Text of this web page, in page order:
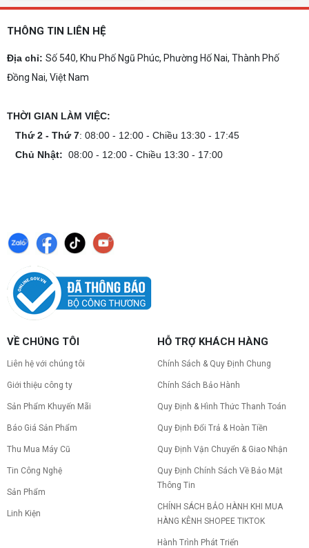
phù hợp, đảm bảo hệ thống vận hành ổn định và
tối ưu chi phí. Xem ngay hướng dẫn tại đây
khi build: socket CPU mainboard, chuẩn RAM,
copy nhanh.
PC gaming nóng quạt kêu to: Nguyên
Tình trạng PC gaming nóng quạt kêu to khiến
máy giật lag, giảm tuổi thọ? Tìm hiểu ngay
nguyên nhân và cách khắc phục hiệu quả để máy
ra mắt: Nhanh, Mạnh, Giá tốt
CPU AMD Ryzen 7 7700X3D chính thức ra mắt
với công nghệ 3D V-Cache đỉnh cao, mang lại
hiệu năng chơi game vượt trội. Khám phá chi tiết
10 Nguyên nhân khiến PC gaming bị tụt
FPS thường gặp
10 nguyên nhân khiến máy tụt FPS khi chơi game
Nguyễn Thắng.
NVIDIA Hoãn Ra Mắt Dòng RTX 50
SUPER: Card Đã Tới Tay Đối Tác Nhưng
"Mắc Kẹt" Vì Giá RAM GDDR7 3GB
NVIDIA đột ngột tạm hoãn ra mắt dòng card đồ
bến nhà máy của các đối tác. Nguyên nhân chính
THÔNG TIN LIÊN HỆ
Địa chỉ: Số 540, Khu Phố Ngũ Phúc, Phường Hố Nai, Thành Phố
Đồng Nai, Việt Nam
THỜI GIAN LÀM VIỆC:
Thứ 2 - Thứ 7: 08:00 - 12:00 - Chiều 13:30 - 17:45
Chủ Nhật: 08:00 - 12:00 - Chiều 13:30 - 17:00
VỀ CHÚNG TÔI
Liên hệ với chúng tôi
Giới thiệu công ty
Sản Phẩm Khuyến Mãi
Báo Giá Sản Phẩm
Thu Mua Máy Cũ
Tin Công Nghệ
Sản Phẩm
Linh Kiện
HỖ TRỢ KHÁCH HÀNG
Chính Sách & Quy Định Chung
Chính Sách Bảo Hành
Quy Định & Hình Thức Thanh Toán
Quy Định Đổi Trả & Hoàn Tiền
Quy Định Vận Chuyển & Giao Nhận
Quy Định Chính Sách Về Bảo Mật
Thông Tin
CHÍNH SÁCH BẢO HÀNH KHI MUA
HÀNG KÊNH SHOPEE TIKTOK
Hành Trình Phát Triển